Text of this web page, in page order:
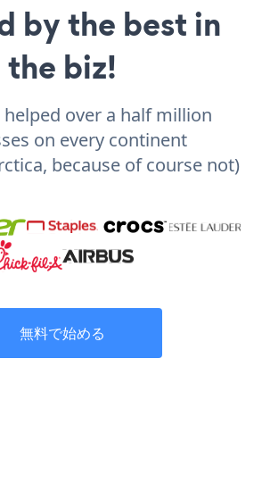
by the best in
the biz!
helped over a half million
on every continent
because of course not)
無料で始める